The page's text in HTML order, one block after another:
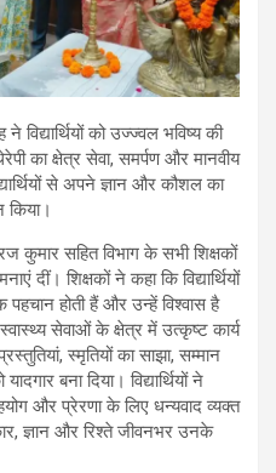
विद्यार्थियों को उज्ज्वल भविष्य की
का क्षेत्र सेवा, समर्पण और मानवीय
से अपने ज्ञान और कौशल का
कुमार सहित विभाग के सभी शिक्षकों
दीं। शिक्षकों ने कहा कि विद्यार्थियों
पहचान होती हैं और उन्हें विश्वास है
सेवाओं के क्षेत्र में उत्कृष्ट कार्य
स्मृतियों का साझा, सम्मान
बना दिया। विद्यार्थियों ने
और प्रेरणा के लिए धन्यवाद व्यक्त
ज्ञान और रिश्ते जीवनभर उनके